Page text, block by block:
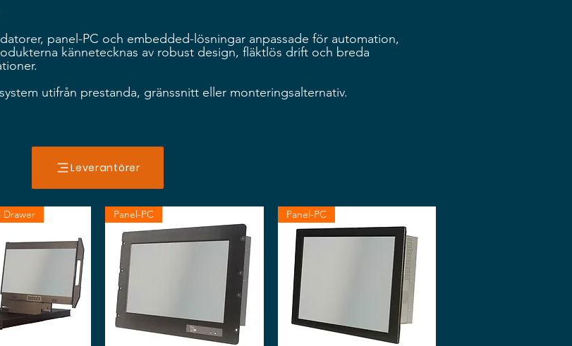
panel-PC och embedded-lösningar anpassade för automation,
kännetecknas av robust design, fläktlös drift och breda
utifrån prestanda, gränssnitt eller monteringsalternativ.
Leverantörer
Drawer Panel-PC Panel-PC